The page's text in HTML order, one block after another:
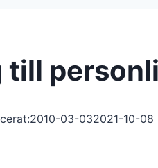
till
2010-03-032021-10-08